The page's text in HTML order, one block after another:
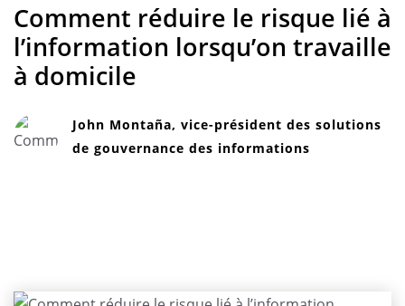
Comment réduire le risque lié à
l’information lorsqu’on travaille
à domicile
John Montaña, vice-président des solutions
de gouvernance des informations